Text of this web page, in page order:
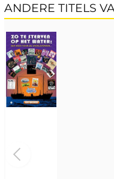
ANDERE TITELS